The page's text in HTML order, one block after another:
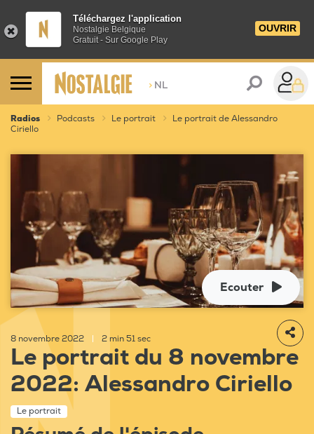
Téléchargez l'application
Nostalgie Belgique
Gratuit - Sur Google Play
OUVRIR
> NL
Radios Podcasts Le portrait
Le portrait de Alessandro
Ciriello
Ecouter
8 novembre 2022 2 min 51 sec
Le portrait du 8 novembre
2022: Alessandro Ciriello
Le portrait